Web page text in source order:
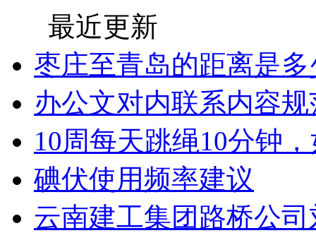
最近更新
枣庄至青岛的距离是
办公文对内联系内容
10周每天跳绳10分钟
碘伏使用频率建议
云南建工集团路桥公